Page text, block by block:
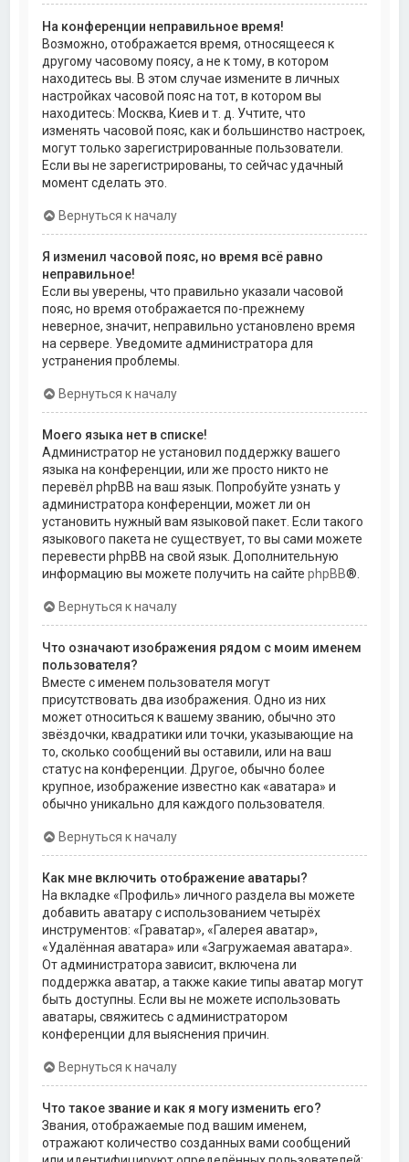
На конференции неправильное время!
Возможно, отображается время, относящееся к
другому часовому поясу, а не к тому, в котором
находитесь вы. В этом случае измените в личных
настройках часовой пояс на тот, в котором вы
находитесь: Москва, Киев и т. д. Учтите, что
изменять часовой пояс, как и большинство настроек,
могут только зарегистрированные пользователи.
Если вы не зарегистрированы, то сейчас удачный
момент сделать это.
Вернуться к началу
Я изменил часовой пояс, но время всё равно
неправильное!
Если вы уверены, что правильно указали часовой
пояс, но время отображается по-прежнему
неверное, значит, неправильно установлено время
на сервере. Уведомите администратора для
устранения проблемы.
Вернуться к началу
Моего языка нет в списке!
Администратор не установил поддержку вашего
языка на конференции, или же просто никто не
перевёл phpBB на ваш язык. Попробуйте узнать у
администратора конференции, может ли он
установить нужный вам языковой пакет. Если такого
языкового пакета не существует, то вы сами можете
перевести phpBB на свой язык. Дополнительную
информацию вы можете получить на сайтеphpBB®.
Вернуться к началу
Что означают изображения рядом с моим именем
пользователя?
Вместе с именем пользователя могут
присутствовать два изображения. Одно из них
может относиться к вашему званию, обычно это
звёздочки, квадратики или точки, указывающие на
то, сколько сообщений вы оставили, или на ваш
статус на конференции. Другое, обычно более
крупное, изображение известно как «аватара» и
обычно уникально для каждого пользователя.
Вернуться к началу
Как мне включить отображение аватары?
На вкладке «Профиль» личного раздела вы можете
добавить аватару с использованием четырёх
инструментов: «Граватар», «Галерея аватар»,
«Удалённая аватара» или «Загружаемая аватара».
От администратора зависит, включена ли
поддержка аватар, а также какие типы аватар могут
быть доступны. Если вы не можете использовать
аватары, свяжитесь с администратором
конференции для выяснения причин.
Вернуться к началу
Что такое звание и как я могу изменить его?
Звания, отображаемые под вашим именем,
отражают количество созданных вами сообщений